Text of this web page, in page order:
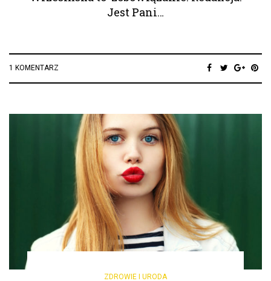
Jest Pani…
1 KOMENTARZ
ZDROWIE I URODA